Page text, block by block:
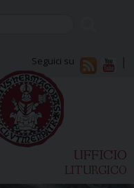
Seguici su
UFFICIO
LITURGICO